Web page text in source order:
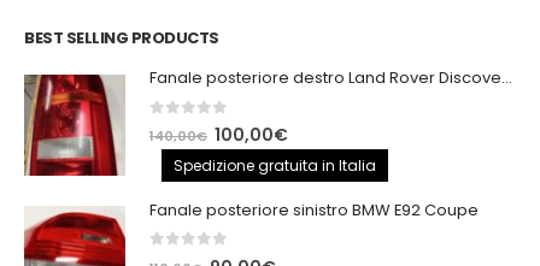
BEST SELLING PRODUCTS
Fanale posteriore destro Land Rover Discovery 3
out of 5
140,00€ Il
prezzo
originale
era:
140,00€.
100,00€Il
prezzo
attuale
è:
Spedizione gratuita in Italia
Fanale posteriore sinistro BMW E92 Coupe
out of 5